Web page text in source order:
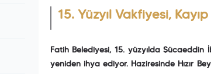
15. Yüzyıl Vakfiyesi,
Fatih Belediyesi, 15. yüzyılda
yeniden ihya ediyor. Haziresinde Hızır